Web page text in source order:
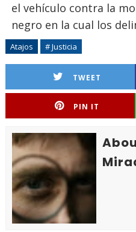
el vehículo contra la
negro en la cual los
Atajos # Justicia
TWEET
PIN IT